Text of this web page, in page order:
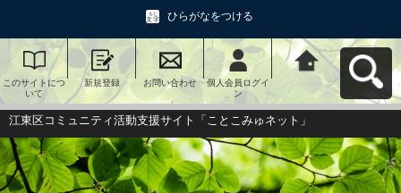
ひらがなをつける
このサイトにつ
いて
新規登録 お問い合わせ
個人会員ログイ
ン
江東区コミュニ
ティ活動支援サ
イト「ことこみ
ゅネット」へ戻
る
江東区コミュニティ活動支援サイト「ことこみゅネット」